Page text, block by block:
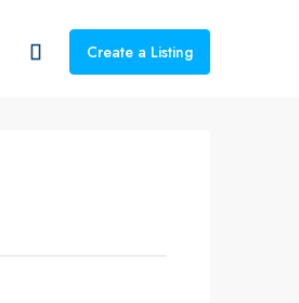
Create a Listing